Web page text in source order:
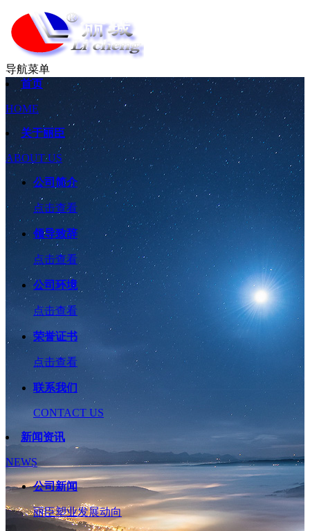
导航菜单
首页
HOME
关于丽臣
ABOUT US
公司简介
点击查看
领导致辞
点击查看
公司环境
点击查看
荣誉证书
点击查看
联系我们
CONTACT US
新闻资讯
NEWS
公司新闻
丽臣塑业发展动向